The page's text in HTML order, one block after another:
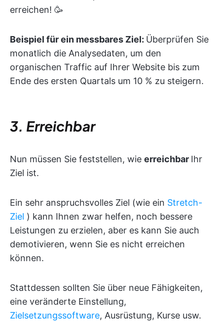
erreichen! 🥳
Beispiel für ein messbares Ziel: Überprüfen Sie
monatlich die Analysedaten, um den
organischen Traffic auf Ihrer Website bis zum
Ende des ersten Quartals um 10 % zu steigern.
3. Erreichbar
Nun müssen Sie feststellen, wie erreichbar Ihr
Ziel ist.
Ein sehr anspruchsvolles Ziel (wie ein Stretch-
Ziel ) kann Ihnen zwar helfen, noch bessere
Leistungen zu erzielen, aber es kann Sie auch
demotivieren, wenn Sie es nicht erreichen
können.
Stattdessen sollten Sie über neue Fähigkeiten,
eine veränderte Einstellung,
Zielsetzungssoftware, Ausrüstung, Kurse usw.